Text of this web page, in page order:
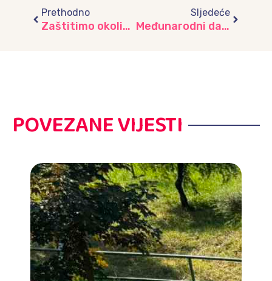
Prethodno
Zaštitimo okoliš! Djeca vrtića „Vrapčić“ posjetila KJKP Rad Sarajevo
Sljedeće
Međunarodni dan sporta mališani vrtića “Vjeverica” obilježili vježbanjem sa profesorom sporta
POVEZANE VIJESTI